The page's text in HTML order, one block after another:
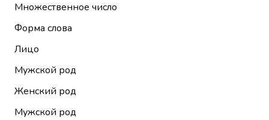
Множественное число
Форма слова
Лицо
Мужской род
Женский род
Мужской род